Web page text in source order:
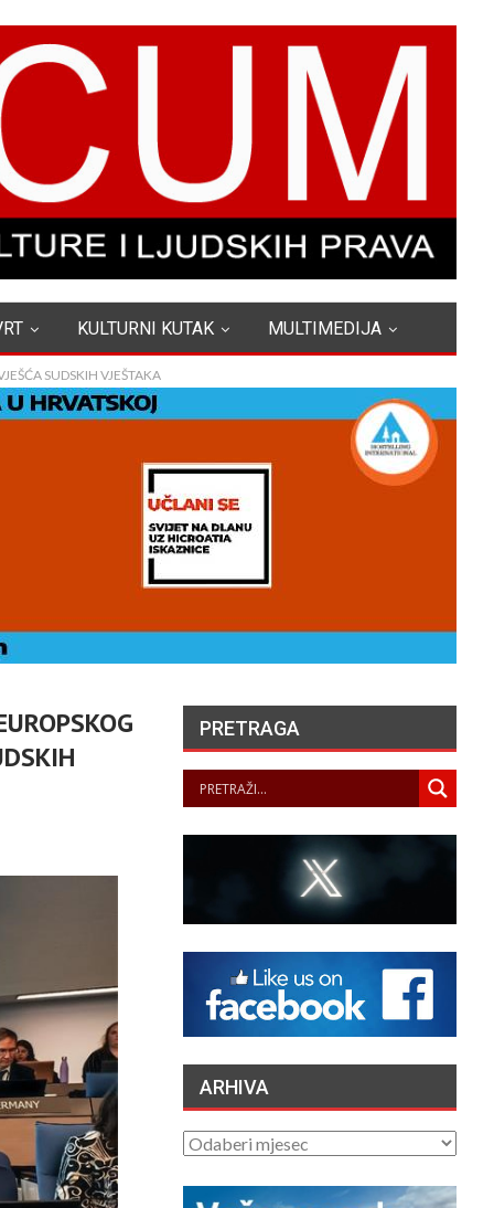
KULTURNI KUTAK MULTIMEDIJA
SUDSKIH VJEŠTAKA
LJEPOTE NAŠEG
RIJEKU
„NASELJAVANJE
HRVATSKIH OTOKA
MIGRANTIMA″ –
OSVRT
2026
VATROGASCI
APELIRAJU – ZBOG
SIGURNOSTI PILOTA
CANADERA NE
PRETRAGA
ARHIVA
ARHIVA